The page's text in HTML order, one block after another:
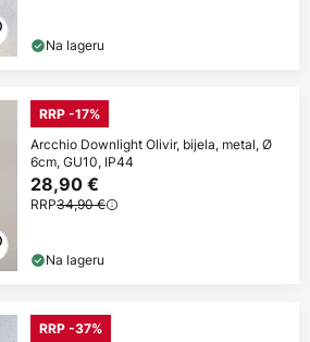
Na lageru
RRP -17%
Arcchio Downlight Olivir, bijela, metal, Ø
6cm, GU10, IP44
28,90 €
RRP34,90 €
Na lageru
RRP -37%